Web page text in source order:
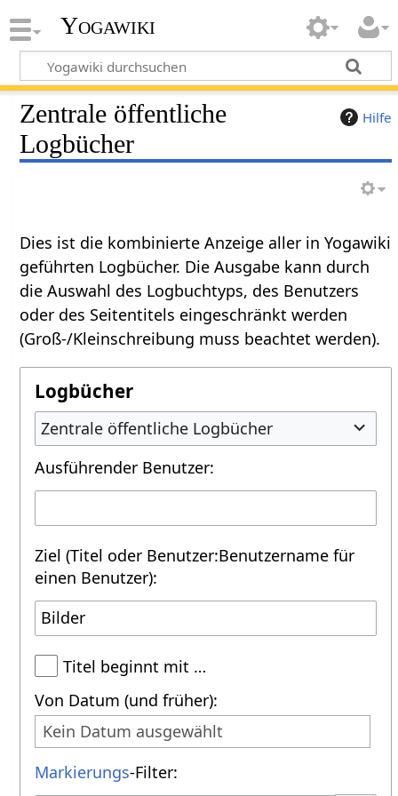
Yogawiki
Hilfe
Zentrale öffentliche
Logbücher
Dies ist die kombinierte Anzeige aller in Yogawiki
geführten Logbücher. Die Ausgabe kann durch
die Auswahl des Logbuchtyps, des Benutzers
oder des Seitentitels eingeschränkt werden
(Groß-/Kleinschreibung muss beachtet werden).
Logbücher
Zentrale öffentliche Logbücher
Ausführender Benutzer:
Ziel (Titel oder Benutzer:Benutzername für
einen Benutzer):
Titel beginnt mit …
Von Datum (und früher):
Kein Datum ausgewählt
Markierungs-Filter: